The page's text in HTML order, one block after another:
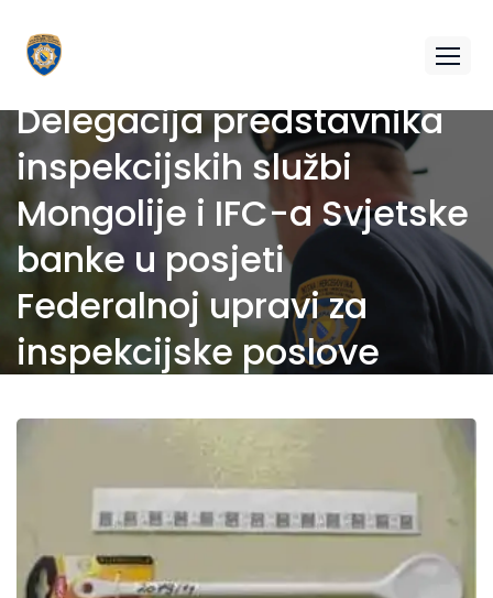
Delegacija predstavnika
inspekcijskih službi
Mongolije i IFC-a Svjetske
banke u posjeti
Federalnoj upravi za
inspekcijske poslove